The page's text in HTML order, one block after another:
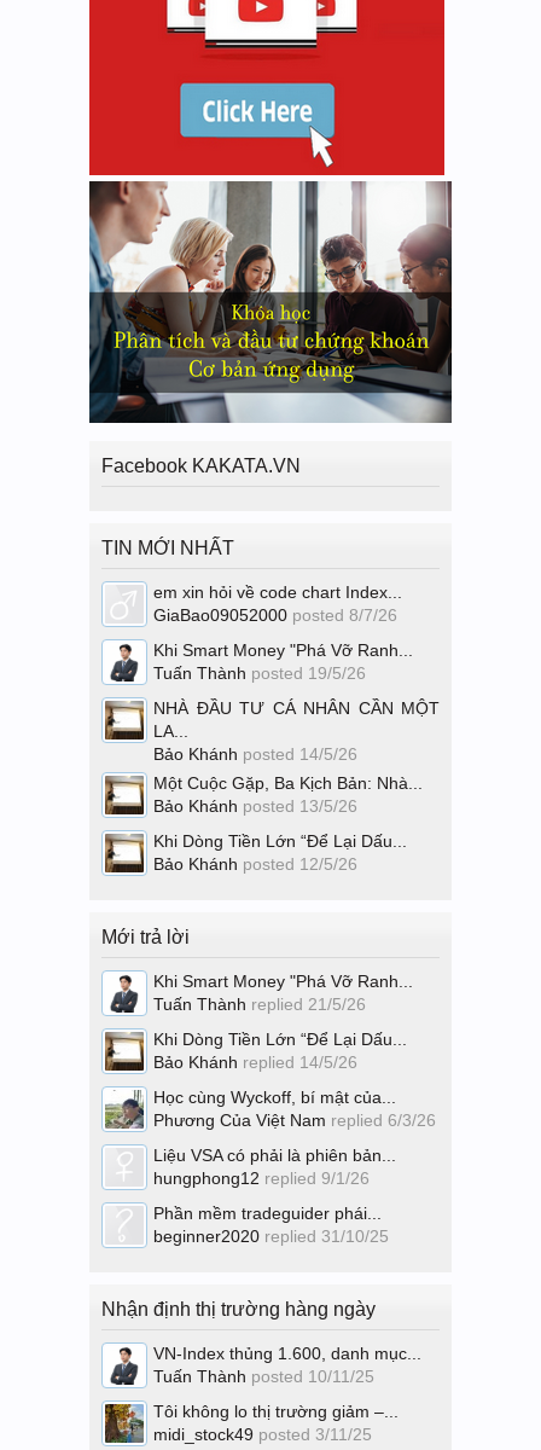
Facebook KAKATA.VN
TIN MỚI NHẤT
em xin hỏi về code chart Index...
GiaBao09052000 posted 8/7/26
Khi Smart Money "Phá Vỡ Ranh...
Tuấn Thành posted 19/5/26
NHÀ ĐẦU TƯ CÁ NHÂN CẦN MỘT
LA...
Bảo Khánh posted 14/5/26
Một Cuộc Gặp, Ba Kịch Bản: Nhà...
Bảo Khánh posted 13/5/26
Khi Dòng Tiền Lớn “Để Lại Dấu...
Bảo Khánh posted 12/5/26
Mới trả lời
Khi Smart Money "Phá Vỡ Ranh...
Tuấn Thành replied 21/5/26
Khi Dòng Tiền Lớn “Để Lại Dấu...
Bảo Khánh replied 14/5/26
Học cùng Wyckoff, bí mật của...
Phương Của Việt Nam replied 6/3/26
Liệu VSA có phải là phiên bản...
hungphong12 replied 9/1/26
Phần mềm tradeguider phái...
beginner2020 replied 31/10/25
Nhận định thị trường hàng ngày
VN-Index thủng 1.600, danh mục...
Tuấn Thành posted 10/11/25
Tôi không lo thị trường giảm –...
midi_stock49 posted 3/11/25